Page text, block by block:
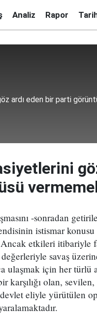
Analiz Rapor
ardı eden bir parti
-sonradan
istismar konusu
etkileri itibariyle
savaş
ulaşmak için her türlü
karşılığı olan,
eliyle yürütülen